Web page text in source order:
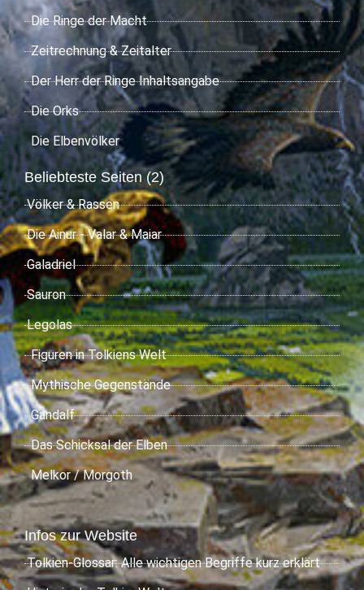
Die Ringe der Macht
Zeitrechnung & Zeitalter
Der Herr der Ringe Inhaltsangabe
Die Orks
Die Elbenvölker
Beliebteste Seiten (2)
Völker & Rassen
Die Ainur - Valar & Maiar
Galadriel
Sauron
Legolas
Figuren in Tolkiens Welt
Mythische Gegenstände
Gandalf
Das Schicksal der Elben
Melkor / Morgoth
Infos zur Website
Tolkien-Glossar: Alle wichtigen Begriffe kurz erklärt